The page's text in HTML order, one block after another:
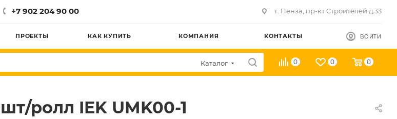
+7 902 204 90 00 г. Пенза, пр-кт Строителей д.33
ПРОЕКТЫ КАК КУПИТЬ КОМПАНИЯ КОНТАКТЫ ВОЙТИ
Каталог 0 0 0
ролл IEK UMK00-1